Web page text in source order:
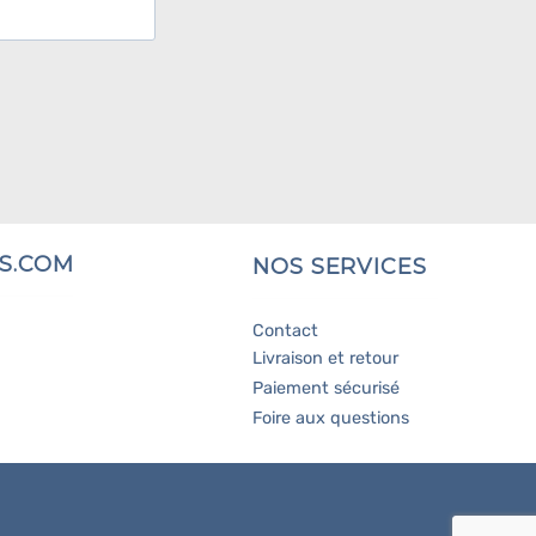
NOS SERVICES
Contact
Livraison et retour
Paiement sécurisé
Foire aux questions